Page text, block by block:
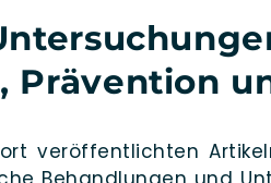
Prävention
ver­öf­fent­lich­ten